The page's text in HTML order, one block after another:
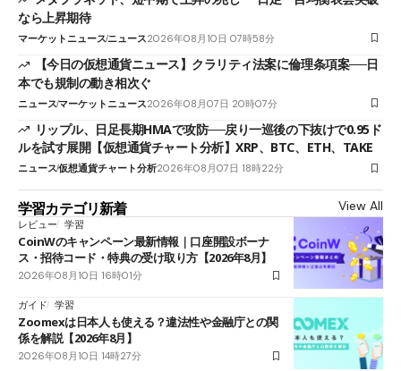
なら上昇期待
マーケットニュースニュース2026年08月10日 07時58分
【今日の仮想通貨ニュース】クラリティ法案に倫理条項案──日
本でも規制の動き相次ぐ
ニュースマーケットニュース2026年08月07日 20時07分
リップル、日足長期HMAで攻防──戻り一巡後の下抜けで0.95ド
ルを試す展開【仮想通貨チャート分析】XRP、BTC、ETH、TAKE
ニュース仮想通貨チャート分析2026年08月07日 18時22分
学習カテゴリ新着 View All
レビュー 学習
CoinWのキャンペーン最新情報｜口座開設ボーナ
ス・招待コード・特典の受け取り方【2026年8月】
2026年08月10日 16時01分
ガイド 学習
Zoomexは日本人も使える？違法性や金融庁との関
係を解説【2026年8月】
2026年08月10日 14時27分